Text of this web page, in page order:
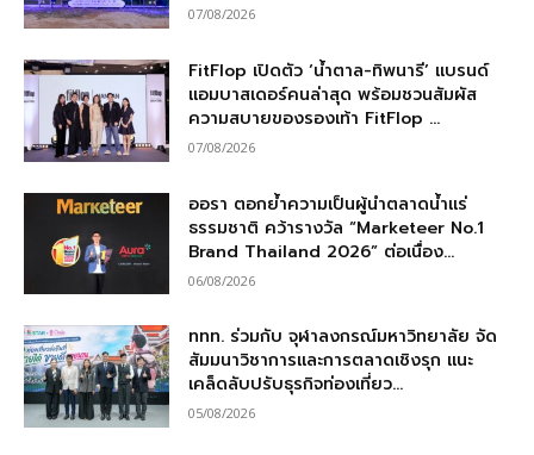
07/08/2026
FitFlop เปิดตัว ‘น้ำตาล-ทิพนารี’ แบรนด์
แอมบาสเดอร์คนล่าสุด พร้อมชวนสัมผัส
ความสบายของรองเท้า FitFlop ...
07/08/2026
ออรา ตอกย้ำความเป็นผู้นำตลาดน้ำแร่
ธรรมชาติ คว้ารางวัล “Marketeer No.1
Brand Thailand 2026” ต่อเนื่อง...
06/08/2026
ททท. ร่วมกับ จุฬาลงกรณ์มหาวิทยาลัย จัด
สัมมนาวิชาการและการตลาดเชิงรุก แนะ
เคล็ดลับปรับธุรกิจท่องเที่ยว...
05/08/2026